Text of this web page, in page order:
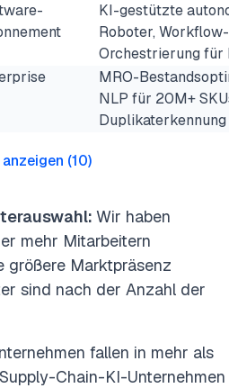
KI-gestützte
Roboter, Workflow-
Orchestrierung für
MRO-
NLP für 20M+
Duplikaterkennung
(10)
Wir haben
mehr Mitarbeitern
größere Marktpräsenz
sind nach der Anzahl der
fallen in mehr als
Chain-KI-Unternehmen